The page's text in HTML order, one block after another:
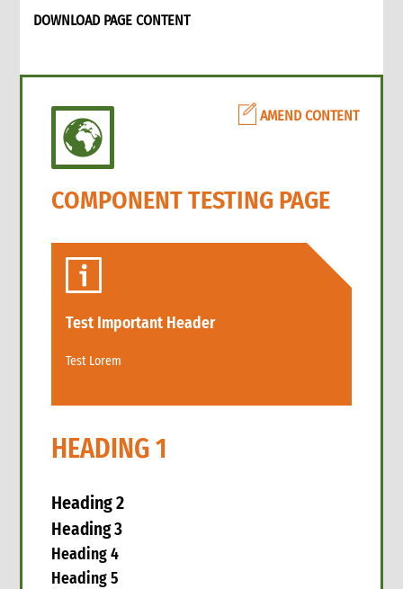
DOWNLOAD PAGE CONTENT
AMEND CONTENT
COMPONENT TESTING PAGE
Test Important Header
Test Lorem
HEADING 1
Heading 2
Heading 3
Heading 4
Heading 5